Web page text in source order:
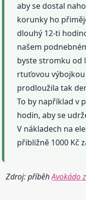
aby se dostal
korunky ho
dlouhý 12-ti
našem
byste stromku od
rtuťovou výbojkou
prodloužila tak
To by například v
hodin, aby se
V nákladech na
přibližně 1000 Kč
Zdroj: příběhAvokádo